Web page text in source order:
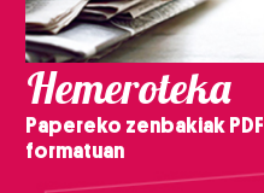
Hemeroteka
Papereko zenbakiak PDF
formatuan